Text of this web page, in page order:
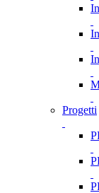
Progetti